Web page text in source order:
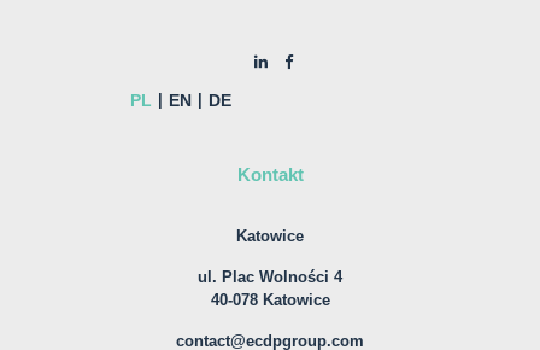
PL EN DE
Kontakt
Katowice
ul. Plac Wolności 4
40-078 Katowice
contact@ecdpgroup.com